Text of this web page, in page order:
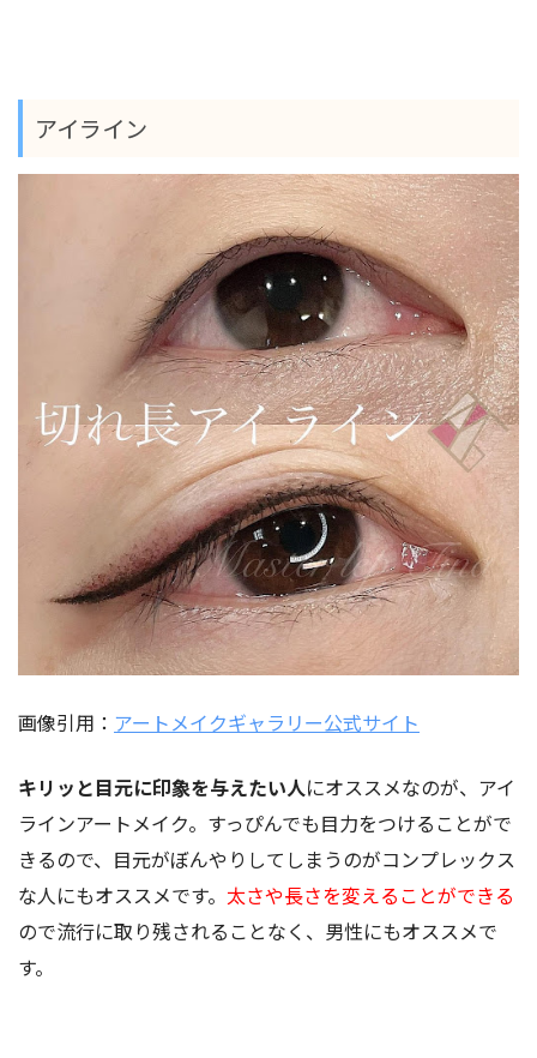
アイライン
画像引用： アートメイクギャラリー公式サイト
キリッと目元に印象を与えたい人にオススメなのが、アイ
ラインアートメイク。すっぴんでも目力をつけることがで
きるので、目元がぼんやりしてしまうのがコンプレックス
な人にもオススメです。 太さや長さを変えることができる
ので流行に取り残されることなく、男性にもオススメで
す。